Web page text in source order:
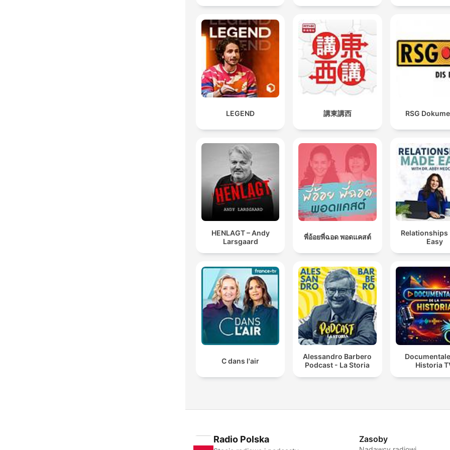
LEGEND 講東講西 RSG
HENLAGT – Andy
Larsgaard
พี่อ้อยพี่ฉอด พอดแคสต์
Relationships
Easy
C dans l'air
Alessandro Barbero
Podcast - La Storia
Historia
Radio Polska Zasoby